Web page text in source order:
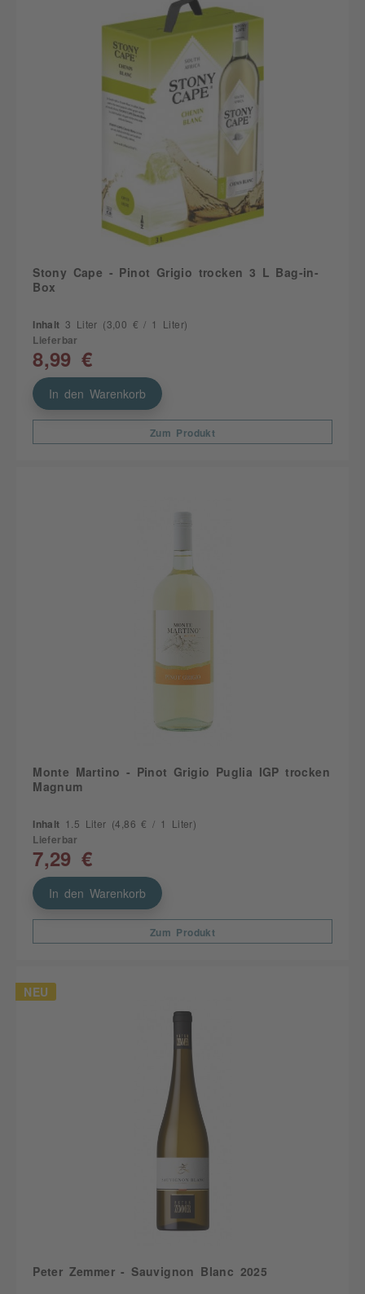
Stony Cape - Pinot Grigio trocken 3 L Bag-in-
Box
Inhalt 3 Liter (3,00 € / 1 Liter)
Lieferbar
8,99 €
In den Warenkorb
Zum Produkt
Monte Martino - Pinot Grigio Puglia IGP trocken
Magnum
Inhalt 1.5 Liter (4,86 € / 1 Liter)
Lieferbar
7,29 €
In den Warenkorb
Zum Produkt
NEU
Peter Zemmer - Sauvignon Blanc 2025